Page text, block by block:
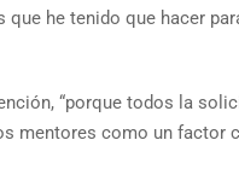
he tenido que hacer
“porque todos la
mentores como un factor